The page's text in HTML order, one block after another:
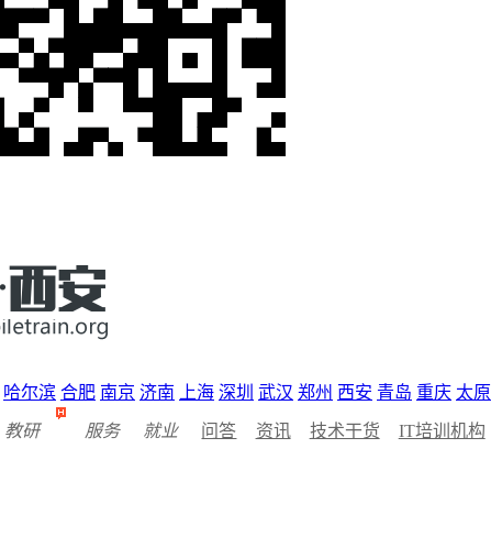
哈尔滨 合肥 南京 济南 上海 深圳 武汉 郑州 西安 青岛 重庆 太原
教研 服务 就业 问答 资讯 技术干货 IT培训机构